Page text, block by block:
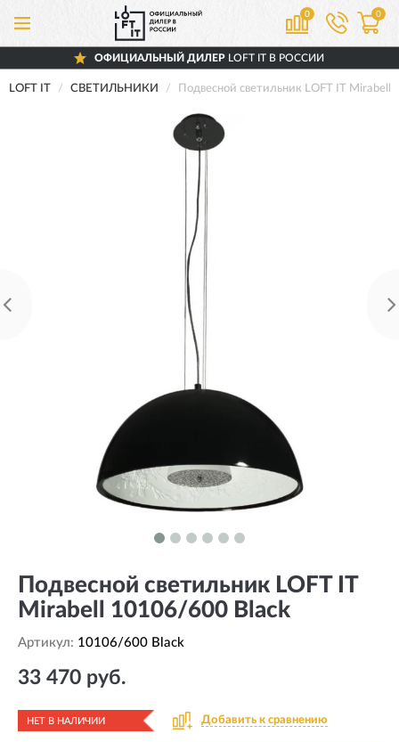
0 0
ОФИЦИАЛЬНЫЙ ДИЛЕРLOFT IT В РОССИИ
LOFT IT СВЕТИЛЬНИКИ Подвесной светильник LOFT IT
Подвесной светильник LOFT IT
Mirabell 10106/600 Black
Артикул: 10106/600 Black
33 470 руб.
НЕТ В НАЛИЧИИ Добавить к сравнению